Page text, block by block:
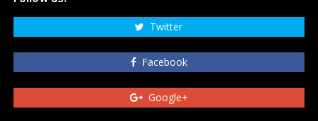
Twitter
Facebook
Google+